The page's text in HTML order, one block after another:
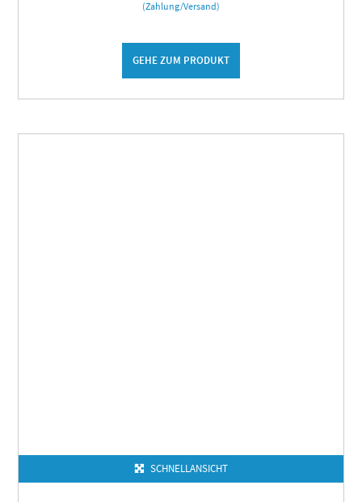
(Zahlung/Versand)
GEHE ZUM PRODUKT
SCHNELLANSICHT